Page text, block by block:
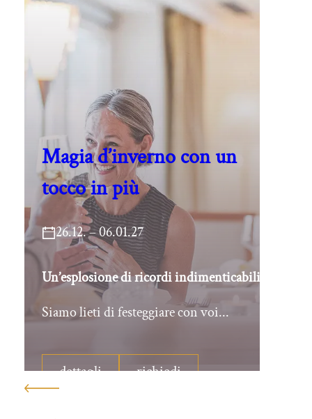
Magia d’inverno con un
tocco in più
26.12. – 06.01.27
Un’esplosione di ricordi indimenticabili
Siamo lieti di festeggiare con voi...
dettagli richiedi